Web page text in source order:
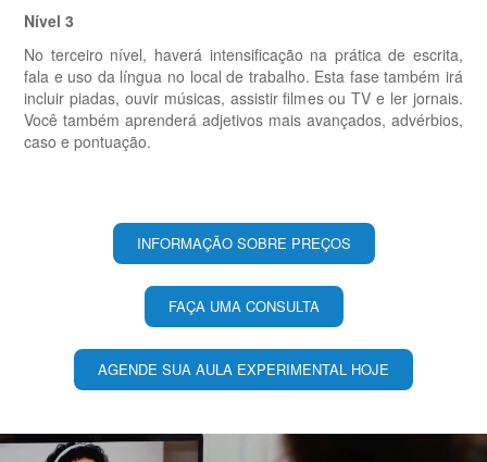
Nível 3
No terceiro nível, haverá intensificação na prática de escrita,
fala e uso da língua no local de trabalho. Esta fase também irá
incluir piadas, ouvir músicas, assistir filmes ou TV e ler jornais.
Você também aprenderá adjetivos mais avançados, advérbios,
caso e pontuação.
INFORMAÇÃO SOBRE PREÇOS
FAÇA UMA CONSULTA
AGENDE SUA AULA EXPERIMENTAL HOJE